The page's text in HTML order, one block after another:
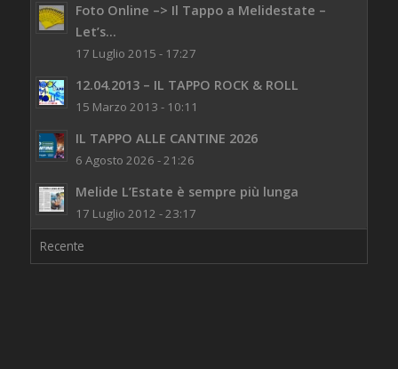
Foto Online –> Il Tappo a Melidestate –
Let’s...
17 Luglio 2015 - 17:27
12.04.2013 – IL TAPPO ROCK & ROLL
15 Marzo 2013 - 10:11
IL TAPPO ALLE CANTINE 2026
6 Agosto 2026 - 21:26
Melide L’Estate è sempre più lunga
17 Luglio 2012 - 23:17
Recente